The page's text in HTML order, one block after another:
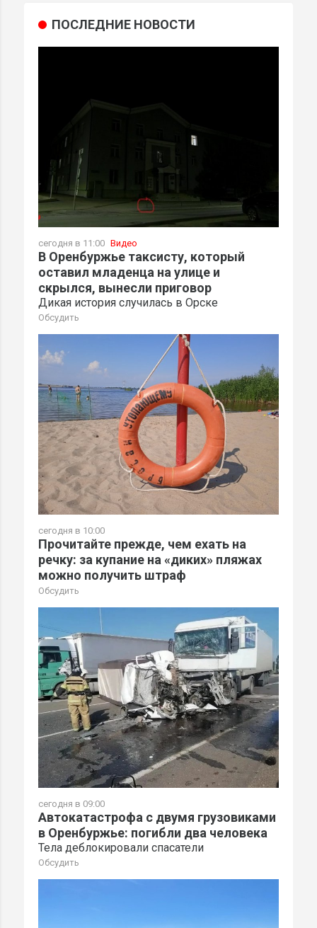
ПОСЛЕДНИЕ НОВОСТИ
сегодня в 11:00 Видео
В Оренбуржье таксисту, который
оставил младенца на улице и
скрылся, вынесли приговор
Дикая история случилась в Орске
Обсудить
сегодня в 10:00
Прочитайте прежде, чем ехать на
речку: за купание на «диких» пляжах
можно получить штраф
Обсудить
сегодня в 09:00
Автокатастрофа с двумя грузовиками
в Оренбуржье: погибли два человека
Тела деблокировали спасатели
Обсудить